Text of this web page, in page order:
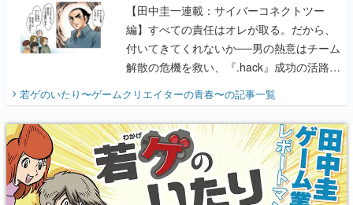
【田中圭一連載：サイバーコネクトツー
編】すべての責任はオレが取る。だから、
付いてきてくれないか──男の熱意はチーム
解散の危機を救い、『.hack』成功の活路を
開く。業界の快男児・松山 洋に流れる血は
『少年ジャンプ』色だった【若ゲのいた
り】
若ゲのいたり〜ゲームクリエイターの青春〜の記事一覧